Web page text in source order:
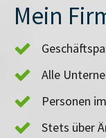
Mein
Alle
Personen
Stets über